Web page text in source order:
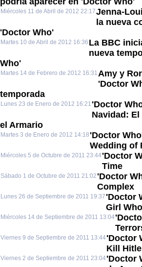
Miércoles 11 de Abril de 2012 22:17Jenna-
la nueva
'Doctor Who'
Martes 10 de Abril de 2012 16:36 La BBC
nueva
Who'
Martes 14 de Febrero de 2012 16:31Amy y
'Doctor
temporada
Lunes 23 de Enero de 2012 16:21 'Doctor
Navidad:
el Armario
Martes 3 de Enero de 2012 14:18 'Doctor
Wedding of
Miércoles 5 de Octubre de 2011 23:44'Doctor
Time
Sábado 1 de Octubre de 2011 21:02 'Doctor
Complex
Lunes 26 de Septiembre de 2011 19:37 'Doctor
Girl
Miércoles 14 de Septiembre de 2011 13:04
Viernes 9 de Septiembre de 2011 13:44'Doctor
Kill
Viernes 2 de Septiembre de 2011 23:04'Doctor